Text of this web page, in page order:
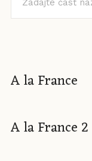
časť
názvu
A la France
A la France 2